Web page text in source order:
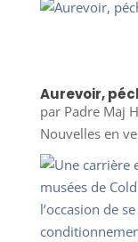
Aurevoir,
par Padre Maj
Nouvelles en